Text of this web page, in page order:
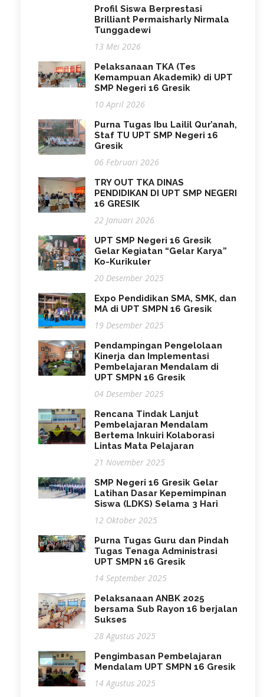
Profil Siswa Berprestasi
Brilliant Permaisharly Nirmala
Tunggadewi
13 Mei 2026
Pelaksanaan TKA (Tes
Kemampuan Akademik) di UPT
SMP Negeri 16 Gresik
10 April 2026
Purna Tugas Ibu Lailil Qur’anah,
Staf TU UPT SMP Negeri 16
Gresik
06 Februari 2026
TRY OUT TKA DINAS
PENDIDIKAN DI UPT SMP NEGERI
16 GRESIK
22 Januari 2026
UPT SMP Negeri 16 Gresik
Gelar Kegiatan “Gelar Karya”
Ko-Kurikuler
20 Desember 2025
Expo Pendidikan SMA, SMK, dan
MA di UPT SMPN 16 Gresik
19 Desember 2025
Pendampingan Pengelolaan
Kinerja dan Implementasi
Pembelajaran Mendalam di
UPT SMPN 16 Gresik
04 Desember 2025
Rencana Tindak Lanjut
Pembelajaran Mendalam
Bertema Inkuiri Kolaborasi
Lintas Mata Pelajaran
21 November 2025
SMP Negeri 16 Gresik Gelar
Latihan Dasar Kepemimpinan
Siswa (LDKS) Selama 3 Hari
12 Oktober 2025
Purna Tugas Guru dan Pindah
Tugas Tenaga Administrasi
UPT SMPN 16 Gresik
14 September 2025
Pelaksanaan ANBK 2025
bersama Sub Rayon 16 berjalan
Sukses
28 Agustus 2025
Pengimbasan Pembelajaran
Mendalam UPT SMPN 16 Gresik
14 Agustus 2025